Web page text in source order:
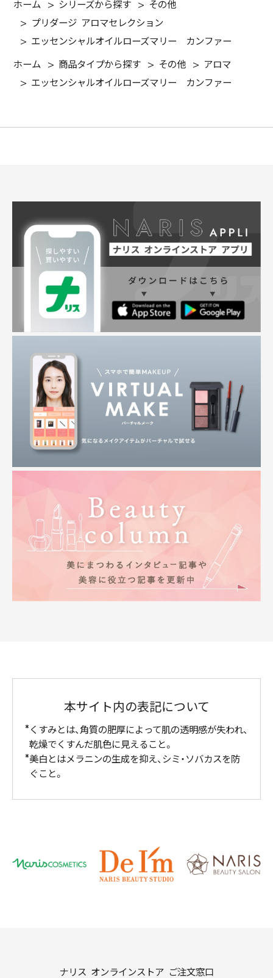
ホーム > シリーズから探す >
その他
>
プリダージ アロマセレクション
> エッセンシャルオイルローズマリー カンファー
ホーム > 商品タイプから探す > その他 >
アロマ
> エッセンシャルオイルローズマリー カンファー
本サイト内の表記について
くすみとは、角質の肥厚によって肌の透明感が失われ、
乾燥でくすんだ肌色に見えること。
美白とはメラニンの生成を抑え、シミ・ソバカスを防
ぐこと。
ナリス オンラインストア ご注文窓口